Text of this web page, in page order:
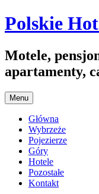
Przejdź
do
Polskie
Motele,
apartamenty,
Menu
Główna
Wybrzeże
Pojezierze
Góry
Hotele
Pozostałe
Kontakt